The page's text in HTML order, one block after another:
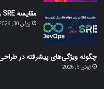
مقایسه SRE و DevOps: درک تفاوت‌های کلیدی
ژوئن 30, 2026
چگونه ویژگی‌های پیشرفته در
ژوئن 5, 2026